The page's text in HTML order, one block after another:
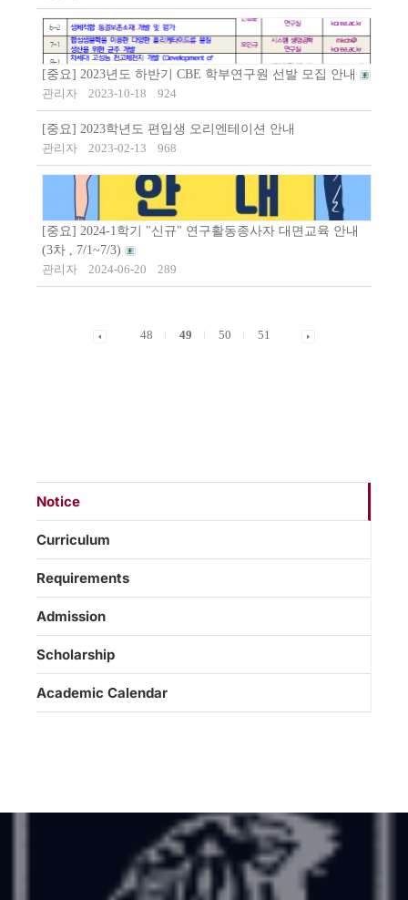
[중요] 2023년도 하반기 CBE 학부연구원 선발 모집 안내
관리자
2023-10-18 924
[중요] 2023학년도 편입생 오리엔테이션 안내
관리자
2023-02-13 968
[중요] 2024-1학기 "신규" 연구활동종사자 대면교육 안내
(3차 , 7/1~7/3)
관리자
2024-06-20 289
48 49 50 51
Notice
Curriculum
Requirements
Admission
Scholarship
Academic Calendar